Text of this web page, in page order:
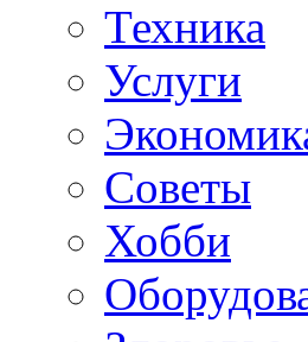
Техника
Услуги
Советы
Хобби